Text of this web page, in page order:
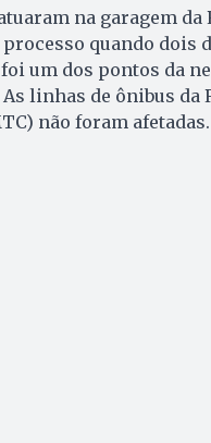
na garagem da
quando dois
um dos pontos da
linhas de ônibus da
não foram afetadas.